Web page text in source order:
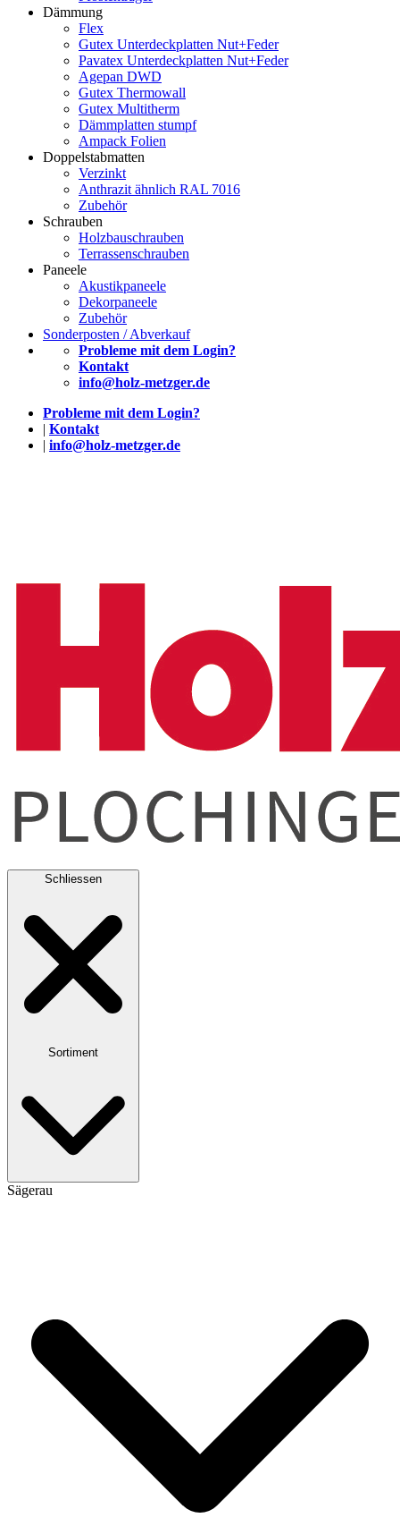
Dämmung
Flex
Gutex Unterdeckplatten Nut+Feder
Pavatex Unterdeckplatten Nut+Feder
Agepan DWD
Gutex Thermowall
Gutex Multitherm
Dämmplatten stumpf
Ampack Folien
Doppelstabmatten
Verzinkt
Anthrazit ähnlich RAL 7016
Zubehör
Schrauben
Holzbauschrauben
Terrassenschrauben
Paneele
Akustikpaneele
Dekorpaneele
Zubehör
Sonderposten / Abverkauf
Probleme mit dem Login?
Kontakt
info@holz-metzger.de
Probleme mit dem Login?
| Kontakt
| info@holz-metzger.de
Schliessen
Sortiment
Sägerau